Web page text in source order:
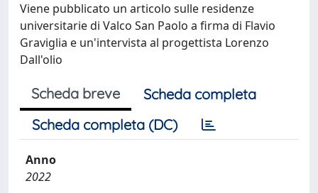
Viene pubblicato un articolo sulle residenze
universitarie di Valco San Paolo a firma di Flavio
Graviglia e un'intervista al progettista Lorenzo
Dall'olio
Scheda breve
Scheda completa
Scheda completa (DC)
Anno
2022